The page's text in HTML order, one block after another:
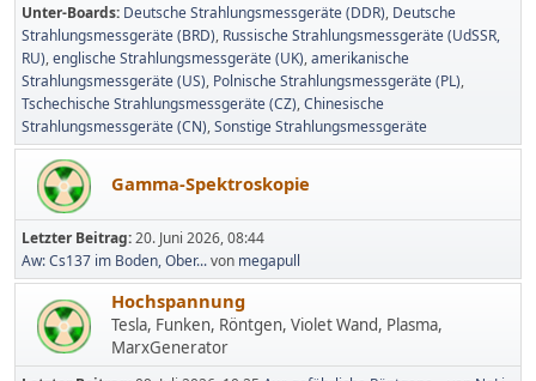
Unter-Boards Deutsche Strahlungsmessgeräte (DDR) Deutsche
Strahlungsmessgeräte (BRD) Russische Strahlungsmessgeräte (UdSSR,
RU) englische Strahlungsmessgeräte (UK) amerikanische
Strahlungsmessgeräte (US) Polnische Strahlungsmessgeräte (PL)
Tschechische Strahlungsmessgeräte (CZ) Chinesische
Strahlungsmessgeräte (CN) Sonstige Strahlungsmessgeräte
Gamma-Spektroskopie
Letzter Beitrag:20. Juni 2026, 08:44
Aw: Cs137 im Boden, Ober...von megapull
Hochspannung
Tesla, Funken, Röntgen, Violet Wand, Plasma,
MarxGenerator